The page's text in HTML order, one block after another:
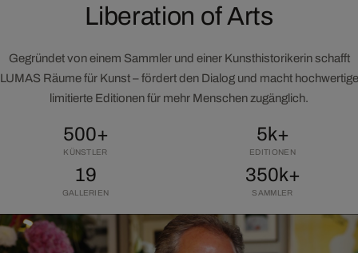
Liberation of Arts
Gegründet von einem Sammler und einer Kunsthistorikerin schafft
LUMAS Räume für Kunst – fördert den Dialog und macht hochwertige
limitierte Editionen für mehr Menschen zugänglich.
500+
KÜNSTLER
5k+
EDITIONEN
19
GALLERIEN
350k+
SAMMLER